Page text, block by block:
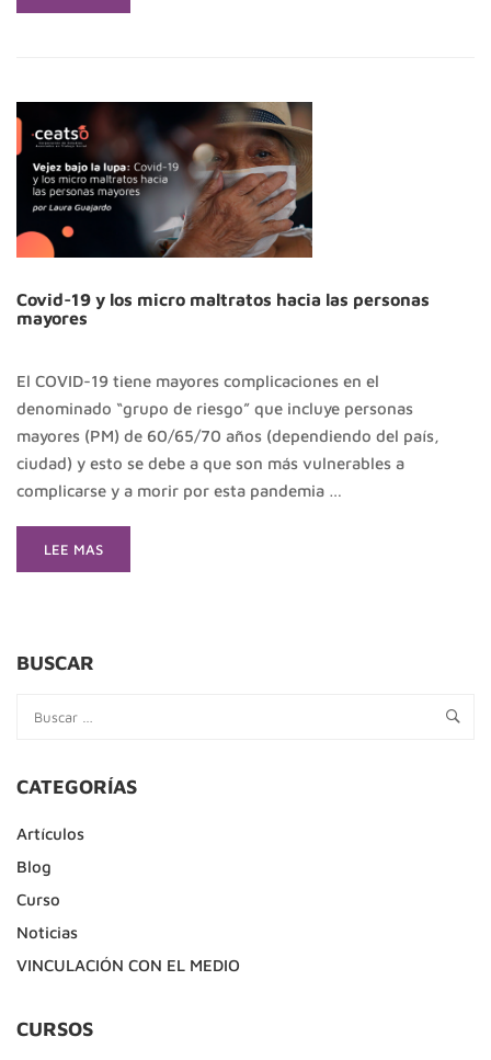
MORE
NO
EN
EL
ÁMBITO
DE
LA
GERONTOLOGÍA
Covid-19 y los micro maltratos hacia las personas
mayores
El COVID-19 tiene mayores complicaciones en el
denominado “grupo de riesgo” que incluye personas
mayores (PM) de 60/65/70 años (dependiendo del país,
ciudad) y esto se debe a que son más vulnerables a
complicarse y a morir por esta pandemia …
READ
MORE
Y
MALTRATOS
PERSONAS
LEE MAS
BUSCAR
CATEGORÍAS
Artículos
Blog
Curso
Noticias
VINCULACIÓN CON EL MEDIO
CURSOS